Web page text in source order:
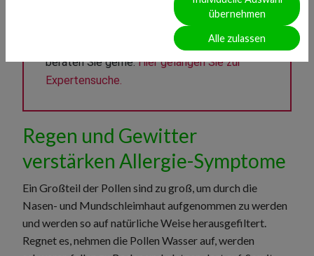
Sie haben Fragen zum Thema Heuschnupfen
oder Allergie im Allgemeinen? Gesundheits-
Experten und -Expertinnen aus Ihrer Region
beraten Sie gerne. Hier gelangen Sie zur
Expertensuche.
Regen und Gewitter
verstärken Allergie-Symptome
Ein Großteil der Pollen sind zu groß, um durch die
Nasen- und Mundschleimhaut aufgenommen zu werden
und werden so auf natürliche Weise herausgefiltert.
Regnet es, nehmen die Pollen Wasser auf, werden
übernehmen
Alle zulassen